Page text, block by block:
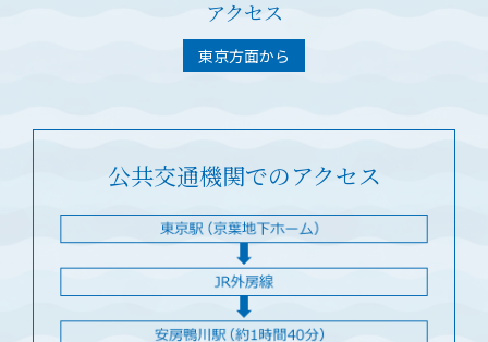
アクセス
東京方面から
公共交通機関でのアクセス